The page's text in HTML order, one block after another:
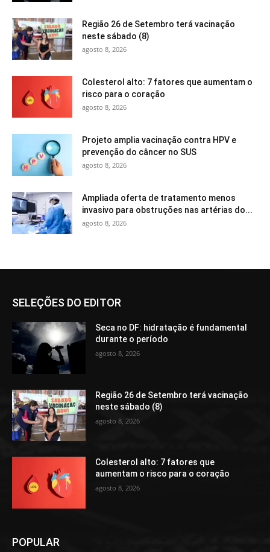
Região 26 de Setembro terá vacinação
neste sábado (8)
agosto 8, 2026
Colesterol alto: 7 fatores que aumentam o
risco para o coração
agosto 8, 2026
Projeto amplia vacinação contra HPV e
prevenção do câncer no SUS
agosto 8, 2026
Ampliada oferta de tratamento menos
invasivo para obstruções nas artérias do...
agosto 8, 2026
SELEÇÕES DO EDITOR
Seca no DF: hidratação é fundamental
durante o período
agosto 8, 2026
Região 26 de Setembro terá vacinação
neste sábado (8)
agosto 8, 2026
Colesterol alto: 7 fatores que
aumentam o risco para o coração
agosto 8, 2026
POPULAR